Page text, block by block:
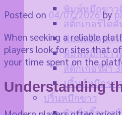
พิมพ์หมึกขาว
สติ๊กเกอร์ได
พิมพ์หมึกขาว
พิมพ์หมึกขาว
สติ๊กเกอร์ฝ้า
ปริ้นท์หมึกขา
ปริ้นหมึกขาว
พิมพ์สติ๊กเกอ
Posted on 04/07/2026by
When seeking a reliable
players look for sites that
your time spent on the
Understanding